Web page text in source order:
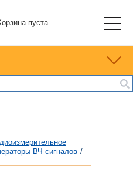
пуста
ВЧ сигналов /